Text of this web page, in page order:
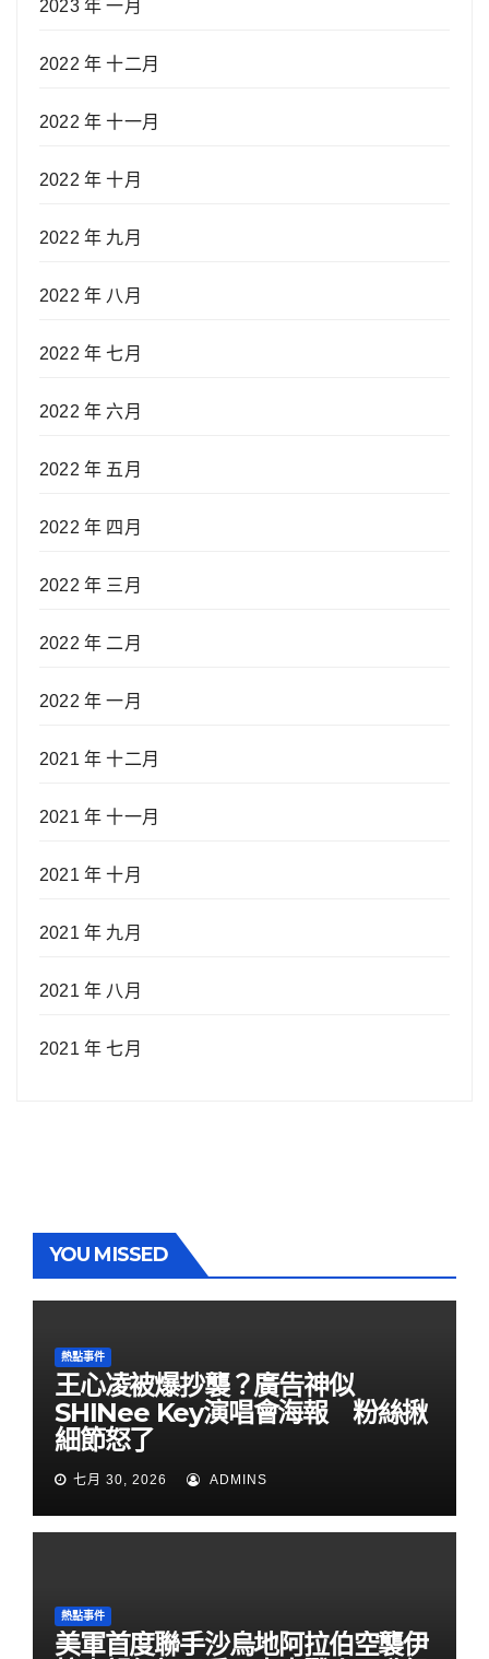
2023 年 一月
2022 年 十二月
2022 年 十一月
2022 年 十月
2022 年 九月
2022 年 八月
2022 年 七月
2022 年 六月
2022 年 五月
2022 年 四月
2022 年 三月
2022 年 二月
2022 年 一月
2021 年 十二月
2021 年 十一月
2021 年 十月
2021 年 九月
2021 年 八月
2021 年 七月
YOU MISSED
熱點事件
王心凌被爆抄襲？廣告神似
SHINee Key演唱會海報 粉絲揪
細節怒了
七月 30, 2026 ADMINS
熱點事件
美軍首度聯手沙烏地阿拉伯空襲伊